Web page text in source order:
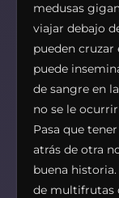
medusas
viajar debajo
pueden cruzar
puede
de sangre en
no se le
Pasa que
atrás de otra
buena
de multifrutas